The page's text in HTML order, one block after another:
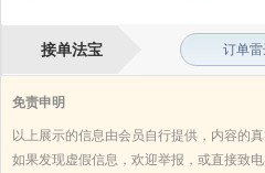
接单法宝 订单
免责申明
以上展示的信息由会员自行提供，内容的
如果发现虚假信息，欢迎举报，或直接致